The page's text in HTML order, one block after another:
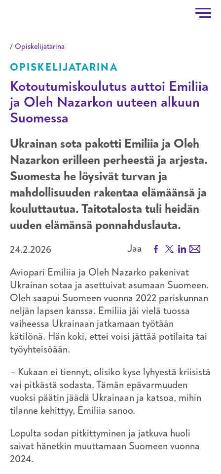
Opiskelijatarina
Kotoutumiskoulutus auttoi Emiliia
ja Oleh Nazarkon uuteen alkuun
Suomessa
OPISKELIJATARINA
Ukrainan sota pakotti Emiliia ja Oleh
Nazarkon erilleen perheestä ja arjesta.
Suomesta he löysivät turvan ja
mahdollisuuden rakentaa elämäänsä ja
kouluttautua. Taitotalosta tuli heidän
uuden elämänsä ponnahduslauta.
24.2.2026 Jaa Facebook
X LinkedIn
Email
Aviopari Emiliia ja Oleh Nazarko pakenivat
Ukrainan sotaa ja asettuivat asumaan Suomeen.
Oleh saapui Suomeen vuonna 2022 pariskunnan
neljän lapsen kanssa. Emiliia jäi vielä tuossa
vaiheessa Ukrainaan jatkamaan työtään
kätilönä. Hän koki, ettei voisi jättää potilaita tai
työyhteisöään.
– Kukaan ei tiennyt, olisiko kyse lyhyestä kriisistä
vai pitkästä sodasta. Tämän epävarmuuden
vuoksi päätin jäädä Ukrainaan ja katsoa, mihin
tilanne kehittyy, Emiliia sanoo.
Lopulta sodan pitkittyminen ja jatkuva huoli
saivat hänetkin muuttamaan Suomeen vuonna
2024.